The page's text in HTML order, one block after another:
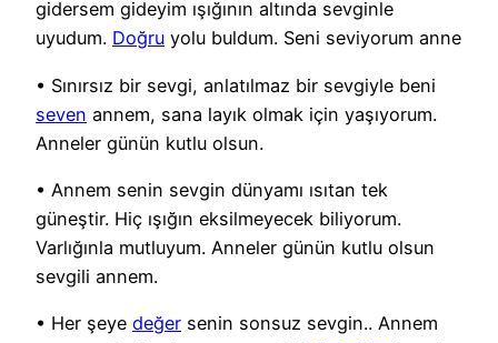
gidersem gideyim ışığının altında sevginle
uyudum. Doğru yolu buldum. Seni seviyorum anne
• Sınırsız bir sevgi, anlatılmaz bir sevgiyle beni
seven annem, sana layık olmak için yaşıyorum.
Anneler günün kutlu olsun.
• Annem senin sevgin dünyamı ısıtan tek
güneştir. Hiç ışığın eksilmeyecek biliyorum.
Varlığınla mutluyum. Anneler günün kutlu olsun
sevgili annem.
• Her şeye değer senin sonsuz sevgin.. Annem